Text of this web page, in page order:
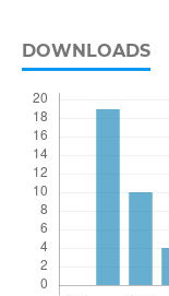
DOWNLOADS